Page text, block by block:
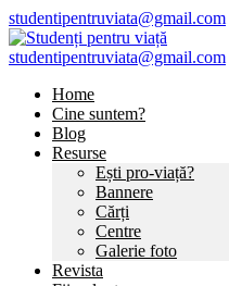
studentipentruviata@gmail.com
studentipentruviata@gmail.com
Home
Cine suntem?
Blog
Resurse
Ești pro-viață?
Bannere
Cărți
Centre
Galerie foto
Revista